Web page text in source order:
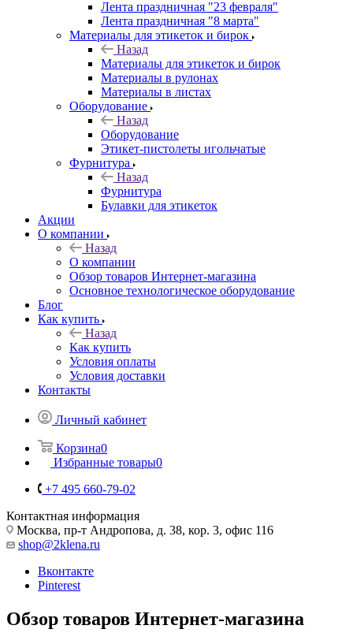
Лента праздничная "23 февраля"
Лента праздничная "8 марта"
Материалы для этикеток и бирок
Назад
Материалы для этикеток и бирок
Материалы в рулонах
Материалы в листах
Оборудование
Назад
Оборудование
Этикет-пистолеты игольчатые
Фурнитура
Назад
Фурнитура
Булавки для этикеток
Акции
О компании
Назад
О компании
Обзор товаров Интернет-магазина
Основное технологическое оборудование
Блог
Как купить
Назад
Как купить
Условия оплаты
Условия доставки
Контакты
Личный кабинет
Корзина0
Избранные товары0
+7 495 660-79-02
Контактная информация
Москва, пр-т Андропова, д. 38, кор. 3, офис 116
shop@2klena.ru
Вконтакте
Pinterest
Обзор товаров Интернет-магазина